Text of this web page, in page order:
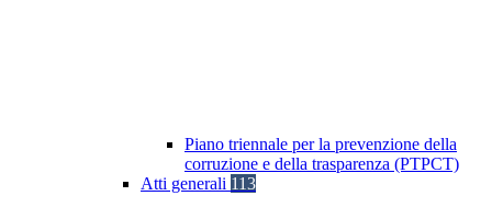
Piano triennale per la prevenzione della
corruzione e della trasparenza (PTPCT)
Atti generali 113